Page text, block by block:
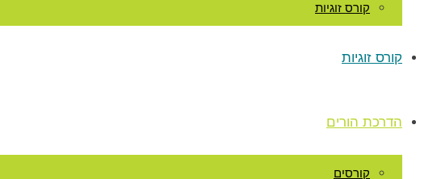
קורס זוגיות
קורס זוגיות
הדרכת הורים
קורסים